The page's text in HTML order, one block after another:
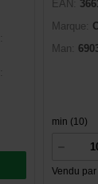
EAN:
Marque:
Man:
min (10)
Vendu par